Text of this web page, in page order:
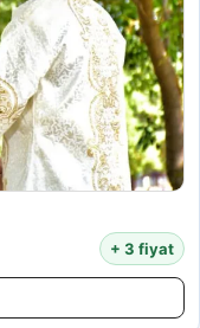
+ 3 fiyat